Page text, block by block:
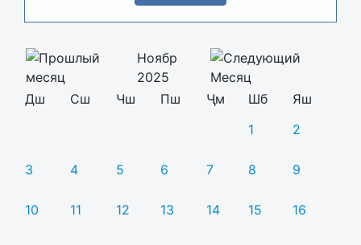
Ноябр
2025
Дш
Сш Чш Пш Ҷм Шб
Яш
1
2
3 4 5 6 7 8 9
10 11 12 13 14 15 16